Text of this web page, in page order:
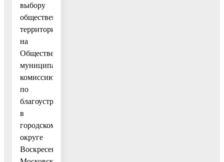
выбору
общественной
территории
на
Общественную
муниципальную
комиссию
по
благоустройству
в
городском
округе
Воскресенск